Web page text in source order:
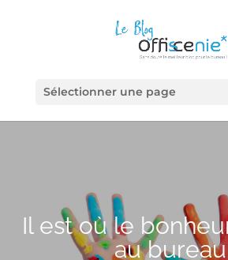
Sélectionner une page
Il est où le
au